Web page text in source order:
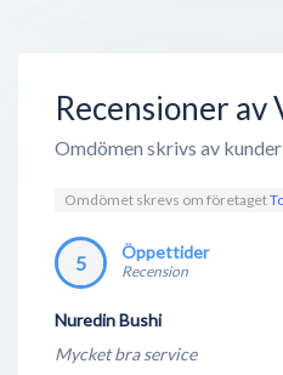
Recensioner av
Omdömen skrivs av
Omdömet skrevs om företaget
5 Öppettider
Recension
Nuredin Bushi
Mycket bra service